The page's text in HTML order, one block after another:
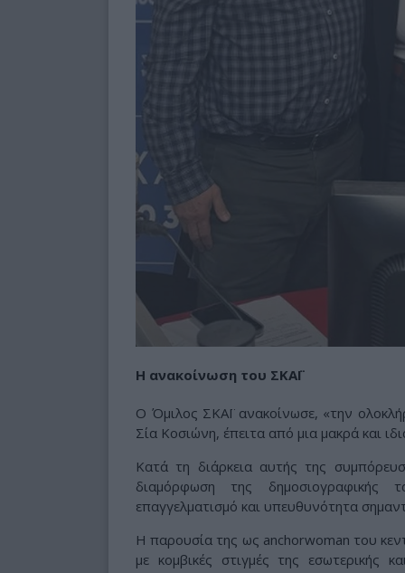
Η ανακοίνωση του ΣΚΑΪ
Ο Όμιλος ΣΚΑΪ ανακοίνωσε, «την
Σία Κοσιώνη, έπειτα από μια μακρά και
Κατά τη διάρκεια αυτής της
διαμόρφωση της δημοσιογραφικής
επαγγελματισμό και υπευθυνότητα
Η παρουσία της ως anchorwoman του
με κομβικές στιγμές της εσωτερικής